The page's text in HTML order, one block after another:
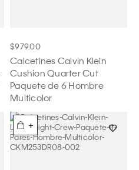
$979.00
Calcetines Calvin Klein
Cushion Quarter Cut
Paquete de 6 Hombre
Multicolor
+